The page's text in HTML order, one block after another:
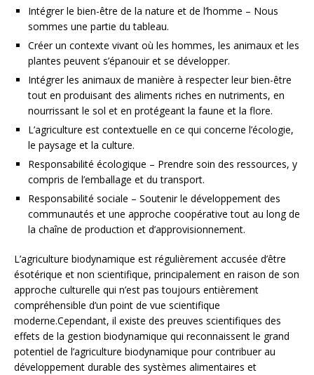
Intégrer le bien-être de la nature et de l’homme – Nous
sommes une partie du tableau.
Créer un contexte vivant où les hommes, les animaux et les
plantes peuvent s’épanouir et se développer.
Intégrer les animaux de manière à respecter leur bien-être
tout en produisant des aliments riches en nutriments, en
nourrissant le sol et en protégeant la faune et la flore.
L’agriculture est contextuelle en ce qui concerne l’écologie,
le paysage et la culture.
Responsabilité écologique – Prendre soin des ressources, y
compris de l’emballage et du transport.
Responsabilité sociale – Soutenir le développement des
communautés et une approche coopérative tout au long de
la chaîne de production et d’approvisionnement.
L’agriculture biodynamique est régulièrement accusée d’être
ésotérique et non scientifique, principalement en raison de son
approche culturelle qui n’est pas toujours entièrement
compréhensible d’un point de vue scientifique
moderne.Cependant, il existe des preuves scientifiques des
effets de la gestion biodynamique qui reconnaissent le grand
potentiel de l’agriculture biodynamique pour contribuer au
développement durable des systèmes alimentaires et